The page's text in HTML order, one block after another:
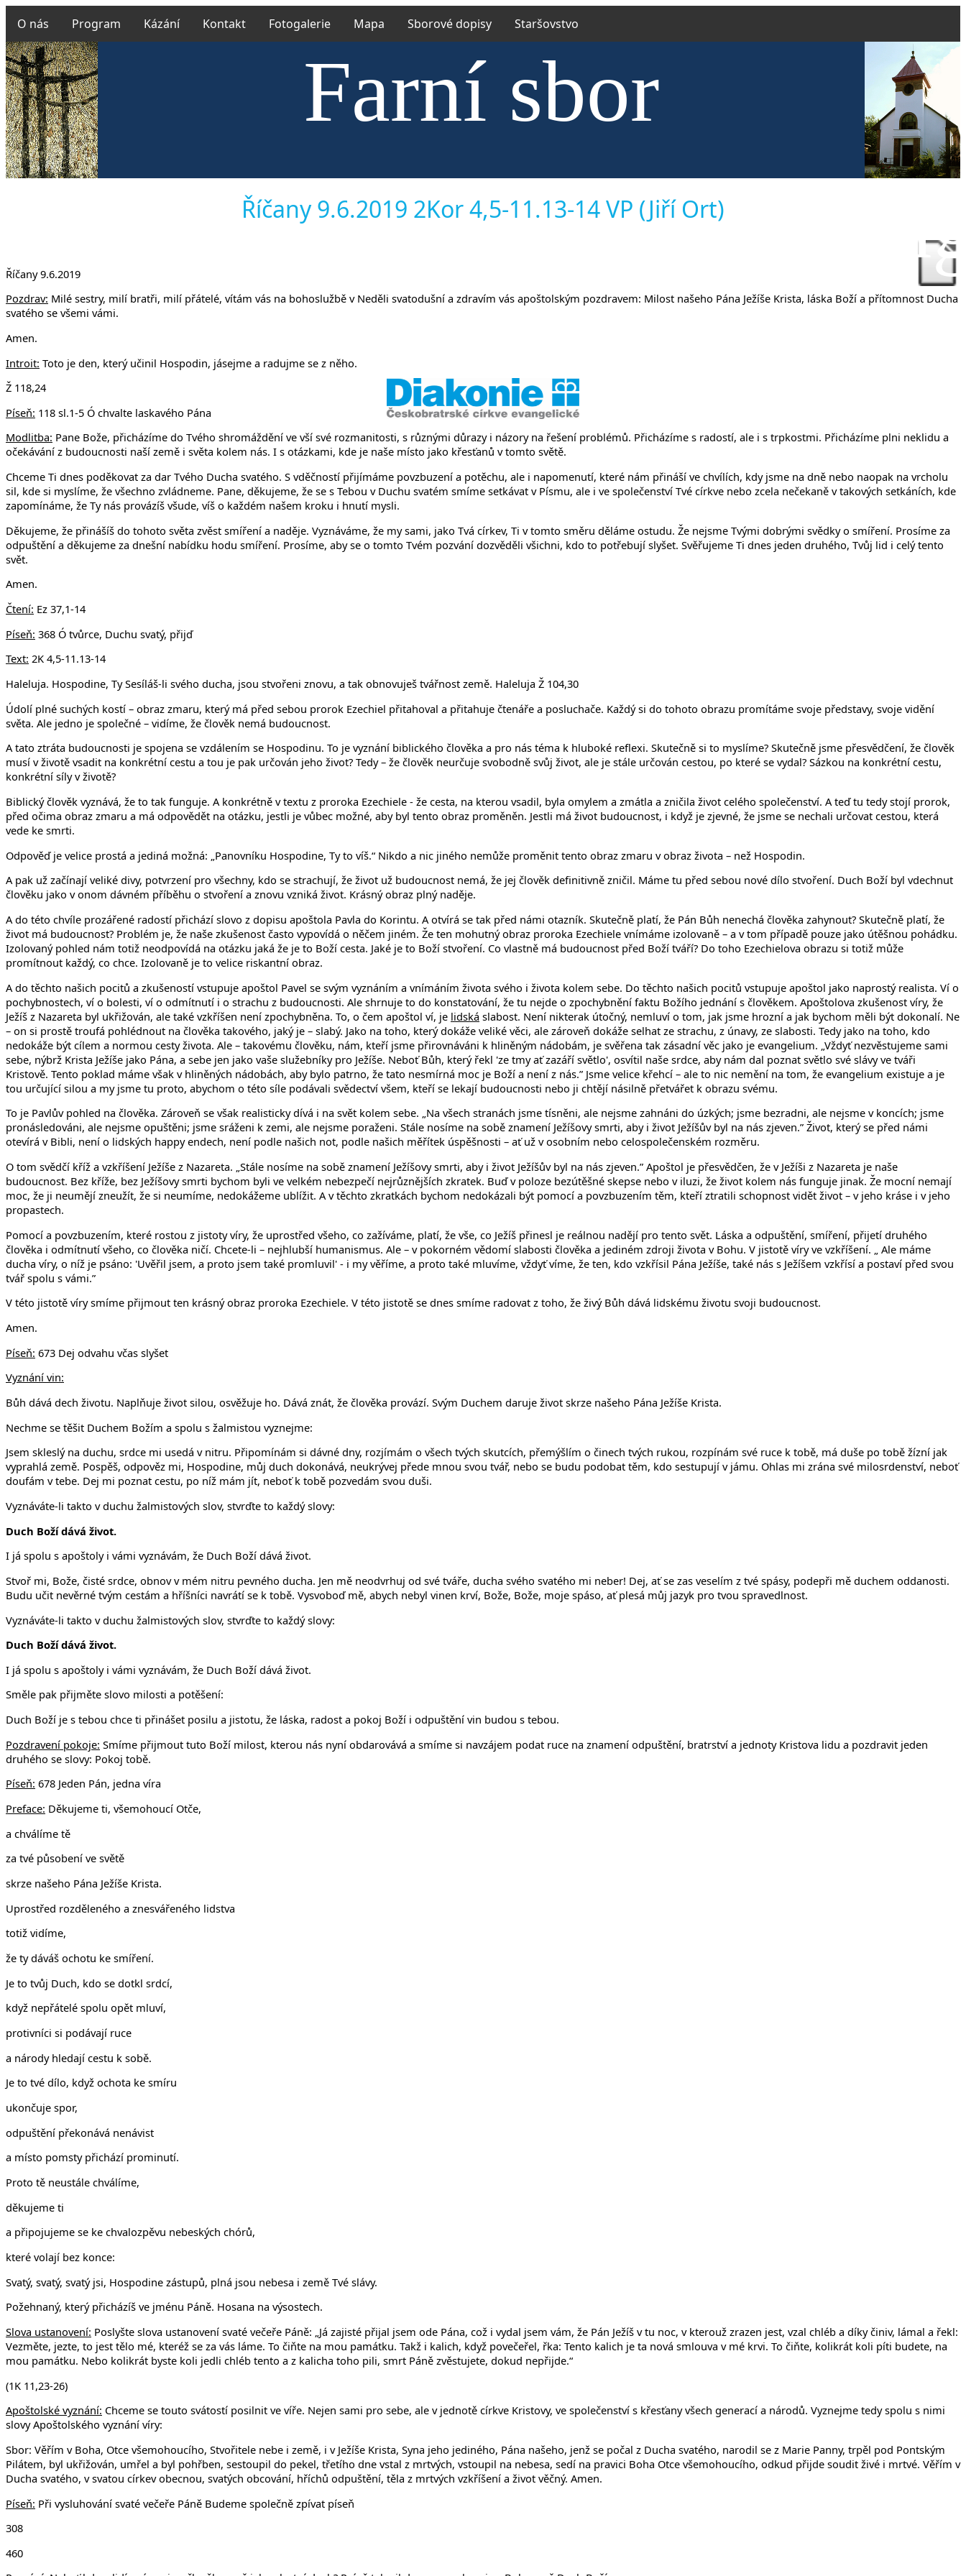
O nás Program Kázání Kontakt Fotogalerie Mapa Sborové dopisy Staršovstvo
Farní sbor
Českobratrské církve
v Uhříněvsi a Říčanech
Říčany 9.6.2019 2Kor 4,5-11.13-14 VP (Jiří Ort)
Říčany 9.6.2019
Pozdrav: Milé sestry, milí bratři, milí přátelé, vítám vás na bohoslužbě v Neděli svatodušní a zdravím vás apoštolským pozdravem: Milost našeho Pána Ježíše Krista, láska Boží a přítomnost Ducha
svatého se všemi vámi.
Amen.
Introit: Toto je den, který učinil Hospodin, jásejme a radujme se z něho.
Ž 118,24
Píseň: 118 sl.1-5 Ó chvalte laskavého Pána
Modlitba: Pane Bože, přicházíme do Tvého shromáždění ve vší své rozmanitosti, s různými důrazy i názory na řešení problémů. Přicházíme s radostí, ale i s trpkostmi. Přicházíme plni neklidu a
očekávání z budoucnosti naší země i světa kolem nás. I s otázkami, kde je naše místo jako křesťanů v tomto světě.
Chceme Ti dnes poděkovat za dar Tvého Ducha svatého. S vděčností přijímáme povzbuzení a potěchu, ale i napomenutí, které nám přináší ve chvílích, kdy jsme na dně nebo naopak na vrcholu
sil, kde si myslíme, že všechno zvládneme. Pane, děkujeme, že se s Tebou v Duchu svatém smíme setkávat v Písmu, ale i ve společenství Tvé církve nebo zcela nečekaně v takových setkáních, kde
zapomínáme, že Ty nás provázíš všude, víš o každém našem kroku i hnutí mysli.
Děkujeme, že přinášíš do tohoto světa zvěst smíření a naděje. Vyznáváme, že my sami, jako Tvá církev, Ti v tomto směru děláme ostudu. Že nejsme Tvými dobrými svědky o smíření. Prosíme za
odpuštění a děkujeme za dnešní nabídku hodu smíření. Prosíme, aby se o tomto Tvém pozvání dozvěděli všichni, kdo to potřebují slyšet. Svěřujeme Ti dnes jeden druhého, Tvůj lid i celý tento
svět.
Amen.
Čtení: Ez 37,1-14
Píseň: 368 Ó tvůrce, Duchu svatý, přijď
Text: 2K 4,5-11.13-14
Haleluja. Hospodine, Ty Sesíláš-li svého ducha, jsou stvořeni znovu, a tak obnovuješ tvářnost země. Haleluja Ž 104,30
Údolí plné suchých kostí – obraz zmaru, který má před sebou prorok Ezechiel přitahoval a přitahuje čtenáře a posluchače. Každý si do tohoto obrazu promítáme svoje představy, svoje vidění
světa. Ale jedno je společné – vidíme, že člověk nemá budoucnost.
A tato ztráta budoucnosti je spojena se vzdálením se Hospodinu. To je vyznání biblického člověka a pro nás téma k hluboké reflexi. Skutečně si to myslíme? Skutečně jsme přesvědčení, že člověk
musí v životě vsadit na konkrétní cestu a tou je pak určován jeho život? Tedy – že člověk neurčuje svobodně svůj život, ale je stále určován cestou, po které se vydal? Sázkou na konkrétní cestu,
konkrétní síly v životě?
Biblický člověk vyznává, že to tak funguje. A konkrétně v textu z proroka Ezechiele - že cesta, na kterou vsadil, byla omylem a zmátla a zničila život celého společenství. A teď tu tedy stojí prorok,
před očima obraz zmaru a má odpovědět na otázku, jestli je vůbec možné, aby byl tento obraz proměněn. Jestli má život budoucnost, i když je zjevné, že jsme se nechali určovat cestou, která
vede ke smrti.
Odpověď je velice prostá a jediná možná: „Panovníku Hospodine, Ty to víš.“ Nikdo a nic jiného nemůže proměnit tento obraz zmaru v obraz života – než Hospodin.
A pak už začínají veliké divy, potvrzení pro všechny, kdo se strachují, že život už budoucnost nemá, že jej člověk definitivně zničil. Máme tu před sebou nové dílo stvoření. Duch Boží byl vdechnut
člověku jako v onom dávném příběhu o stvoření a znovu vzniká život. Krásný obraz plný naděje.
A do této chvíle prozářené radostí přichází slovo z dopisu apoštola Pavla do Korintu. A otvírá se tak před námi otazník. Skutečně platí, že Pán Bůh nenechá člověka zahynout? Skutečně platí, že
život má budoucnost? Problém je, že naše zkušenost často vypovídá o něčem jiném. Že ten mohutný obraz proroka Ezechiele vnímáme izolovaně – a v tom případě pouze jako útěšnou pohádku.
Izolovaný pohled nám totiž neodpovídá na otázku jaká že je to Boží cesta. Jaké je to Boží stvoření. Co vlastně má budoucnost před Boží tváří? Do toho Ezechielova obrazu si totiž může
promítnout každý, co chce. Izolovaně je to velice riskantní obraz.
A do těchto našich pocitů a zkušeností vstupuje apoštol Pavel se svým vyznáním a vnímáním života svého i života kolem sebe. Do těchto našich pocitů vstupuje apoštol jako naprostý realista. Ví o
pochybnostech, ví o bolesti, ví o odmítnutí i o strachu z budoucnosti. Ale shrnuje to do konstatování, že tu nejde o zpochybnění faktu Božího jednání s člověkem. Apoštolova zkušenost víry, že
Ježíš z Nazareta byl ukřižován, ale také vzkříšen není zpochybněna. To, o čem apoštol ví, je lidská slabost. Není nikterak útočný, nemluví o tom, jak jsme hrozní a jak bychom měli být dokonalí. Ne
– on si prostě troufá pohlédnout na člověka takového, jaký je – slabý. Jako na toho, který dokáže veliké věci, ale zároveň dokáže selhat ze strachu, z únavy, ze slabosti. Tedy jako na toho, kdo
nedokáže být cílem a normou cesty života. Ale – takovému člověku, nám, kteří jsme přirovnáváni k hliněným nádobám, je svěřena tak zásadní věc jako je evangelium. „Vždyť nezvěstujeme sami
sebe, nýbrž Krista Ježíše jako Pána, a sebe jen jako vaše služebníky pro Ježíše. Neboť Bůh, který řekl 'ze tmy ať zazáří světlo', osvítil naše srdce, aby nám dal poznat světlo své slávy ve tváři
Kristově. Tento poklad máme však v hliněných nádobách, aby bylo patrno, že tato nesmírná moc je Boží a není z nás.” Jsme velice křehcí – ale to nic nemění na tom, že evangelium existuje a je
tou určující silou a my jsme tu proto, abychom o této síle podávali svědectví všem, kteří se lekají budoucnosti nebo ji chtějí násilně přetvářet k obrazu svému.
To je Pavlův pohled na člověka. Zároveň se však realisticky dívá i na svět kolem sebe. „Na všech stranách jsme tísněni, ale nejsme zahnáni do úzkých; jsme bezradni, ale nejsme v koncích; jsme
pronásledováni, ale nejsme opuštěni; jsme sráženi k zemi, ale nejsme poraženi. Stále nosíme na sobě znamení Ježíšovy smrti, aby i život Ježíšův byl na nás zjeven.” Život, který se před námi
otevírá v Bibli, není o lidských happy endech, není podle našich not, podle našich měřítek úspěšnosti – ať už v osobním nebo celospolečenském rozměru.
O tom svědčí kříž a vzkříšení Ježíše z Nazareta. „Stále nosíme na sobě znamení Ježíšovy smrti, aby i život Ježíšův byl na nás zjeven.” Apoštol je přesvědčen, že v Ježíši z Nazareta je naše
budoucnost. Bez kříže, bez Ježíšovy smrti bychom byli ve velkém nebezpečí nejrůznějších zkratek. Buď v poloze bezútěšné skepse nebo v iluzi, že život kolem nás funguje jinak. Že mocní nemají
moc, že ji neumějí zneužít, že si neumíme, nedokážeme ublížit. A v těchto zkratkách bychom nedokázali být pomocí a povzbuzením těm, kteří ztratili schopnost vidět život – v jeho kráse i v jeho
propastech.
Pomocí a povzbuzením, které rostou z jistoty víry, že uprostřed všeho, co zažíváme, platí, že vše, co Ježíš přinesl je reálnou nadějí pro tento svět. Láska a odpuštění, smíření, přijetí druhého
člověka i odmítnutí všeho, co člověka ničí. Chcete-li – nejhlubší humanismus. Ale – v pokorném vědomí slabosti člověka a jediném zdroji života v Bohu. V jistotě víry ve vzkříšení. „ Ale máme
ducha víry, o níž je psáno: 'Uvěřil jsem, a proto jsem také promluvil' - i my věříme, a proto také mluvíme, vždyť víme, že ten, kdo vzkřísil Pána Ježíše, také nás s Ježíšem vzkřísí a postaví před svou
tvář spolu s vámi.”
V této jistotě víry smíme přijmout ten krásný obraz proroka Ezechiele. V této jistotě se dnes smíme radovat z toho, že živý Bůh dává lidskému životu svoji budoucnost.
Amen.
Píseň: 673 Dej odvahu včas slyšet
Vyznání vin:
Bůh dává dech životu. Naplňuje život silou, osvěžuje ho. Dává znát, že člověka provází. Svým Duchem daruje život skrze našeho Pána Ježíše Krista.
Nechme se těšit Duchem Božím a spolu s žalmistou vyznejme:
Jsem skleslý na duchu, srdce mi usedá v nitru. Připomínám si dávné dny, rozjímám o všech tvých skutcích, přemýšlím o činech tvých rukou, rozpínám své ruce k tobě, má duše po tobě žízní jak
vyprahlá země. Pospěš, odpověz mi, Hospodine, můj duch dokonává, neukrývej přede mnou svou tvář, nebo se budu podobat těm, kdo sestupují v jámu. Ohlas mi zrána své milosrdenství, neboť
doufám v tebe. Dej mi poznat cestu, po níž mám jít, neboť k tobě pozvedám svou duši.
Vyznáváte-li takto v duchu žalmistových slov, stvrďte to každý slovy:
Duch Boží dává život.
I já spolu s apoštoly i vámi vyznávám, že Duch Boží dává život.
Stvoř mi, Bože, čisté srdce, obnov v mém nitru pevného ducha. Jen mě neodvrhuj od své tváře, ducha svého svatého mi neber! Dej, ať se zas veselím z tvé spásy, podepři mě duchem oddanosti.
Budu učit nevěrné tvým cestám a hříšníci navrátí se k tobě. Vysvoboď mě, abych nebyl vinen krví, Bože, Bože, moje spáso, ať plesá můj jazyk pro tvou spravedlnost.
Vyznáváte-li takto v duchu žalmistových slov, stvrďte to každý slovy:
Duch Boží dává život.
I já spolu s apoštoly i vámi vyznávám, že Duch Boží dává život.
Směle pak přijměte slovo milosti a potěšení:
Duch Boží je s tebou chce ti přinášet posilu a jistotu, že láska, radost a pokoj Boží i odpuštění vin budou s tebou.
Pozdravení pokoje: Smíme přijmout tuto Boží milost, kterou nás nyní obdarovává a smíme si navzájem podat ruce na znamení odpuštění, bratrství a jednoty Kristova lidu a pozdravit jeden
druhého se slovy: Pokoj tobě.
Píseň: 678 Jeden Pán, jedna víra
Preface: Děkujeme ti, všemohoucí Otče,
a chválíme tě
za tvé působení ve světě
skrze našeho Pána Ježíše Krista.
Uprostřed rozděleného a znesvářeného lidstva
totiž vidíme,
že ty dáváš ochotu ke smíření.
Je to tvůj Duch, kdo se dotkl srdcí,
když nepřátelé spolu opět mluví,
protivníci si podávají ruce
a národy hledají cestu k sobě.
Je to tvé dílo, když ochota ke smíru
ukončuje spor,
odpuštění překonává nenávist
a místo pomsty přichází prominutí.
Proto tě neustále chválíme,
děkujeme ti
a připojujeme se ke chvalozpěvu nebeských chórů,
které volají bez konce:
Svatý, svatý, svatý jsi, Hospodine zástupů, plná jsou nebesa i země Tvé slávy.
Požehnaný, který přicházíš ve jménu Páně. Hosana na výsostech.
Slova ustanovení: Poslyšte slova ustanovení svaté večeře Páně: „Já zajisté přijal jsem ode Pána, což i vydal jsem vám, že Pán Ježíš v tu noc, v kterouž zrazen jest, vzal chléb a díky činiv, lámal a řekl:
Vezměte, jezte, to jest tělo mé, kteréž se za vás láme. To čiňte na mou památku. Takž i kalich, když povečeřel, řka: Tento kalich je ta nová smlouva v mé krvi. To čiňte, kolikrát koli píti budete, na
mou památku. Nebo kolikrát byste koli jedli chléb tento a z kalicha toho pili, smrt Páně zvěstujete, dokud nepřijde.“
(1K 11,23-26)
Apoštolské vyznání: Chceme se touto svátostí posilnit ve víře. Nejen sami pro sebe, ale v jednotě církve Kristovy, ve společenství s křesťany všech generací a národů. Vyznejme tedy spolu s nimi
slovy Apoštolského vyznání víry:
Sbor: Věřím v Boha, Otce všemohoucího, Stvořitele nebe i země, i v Ježíše Krista, Syna jeho jediného, Pána našeho, jenž se počal z Ducha svatého, narodil se z Marie Panny, trpěl pod Pontským
Pilátem, byl ukřižován, umřel a byl pohřben, sestoupil do pekel, třetího dne vstal z mrtvých, vstoupil na nebesa, sedí na pravici Boha Otce všemohoucího, odkud přijde soudit živé i mrtvé. Věřím v
Ducha svatého, v svatou církev obecnou, svatých obcování, hříchů odpuštění, těla z mrtvých vzkříšení a život věčný. Amen.
Píseň: Při vysluhování svaté večeře Páně Budeme společně zpívat píseň
308
460